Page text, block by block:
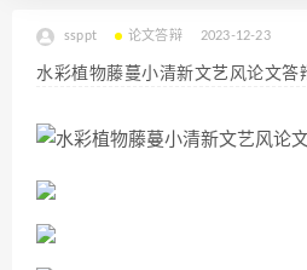
ssppt 论文答辩 2023-12-23
水彩植物藤蔓小清新文艺风论文答